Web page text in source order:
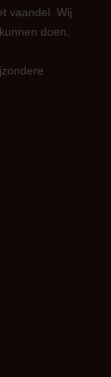
vaandel. Wij
doen,